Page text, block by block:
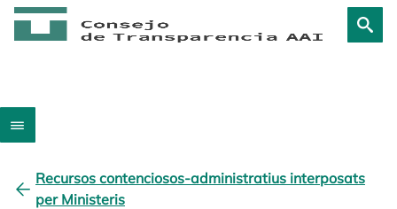
Recursos contenciosos-administratius interposats
per Ministeris